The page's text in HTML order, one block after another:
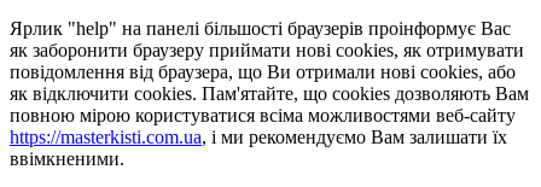
Ярлик "help" на панелі більшості браузерів проінформує Вас
як заборонити браузеру приймати нові cookies, як отримувати
повідомлення від браузера, що Ви отримали нові cookies, або
як відключити cookies. Пам'ятайте, що cookies дозволяють Вам
повною мірою користуватися всіма можливостями веб-сайту
https://masterkisti.com.ua, і ми рекомендуємо Вам залишати їх
ввімкненими.